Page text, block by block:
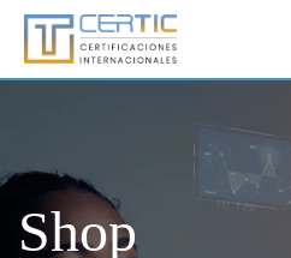
Shop